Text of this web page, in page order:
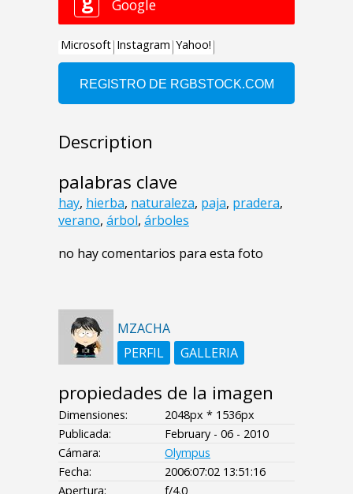
Description
palabras clave
hay, hierba, naturaleza, paja, pradera,
verano, árbol, árboles
no hay comentarios para esta foto
MZACHA
PERFIL
GALLERIA
propiedades de la imagen
Dimensiones:
2048px * 1536px
Publicada:
February - 06 - 2010
Cámara:
Olympus
Fecha:
2006:07:02 13:51:16
Apertura:
f/4.0